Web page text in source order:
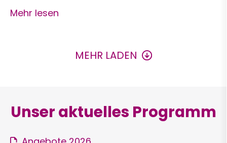
Mehr lesen
Seitennummerierung
MEHR LADEN
Unser aktuelles Programm